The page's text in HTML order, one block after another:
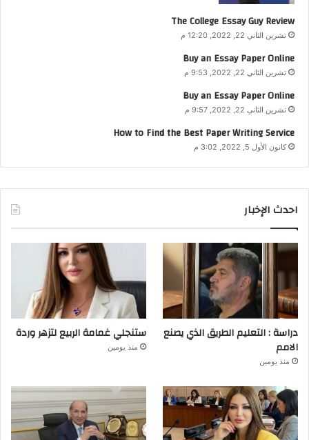
The College Essay Guy Review
تشرين الثاني 22, 2022, 12:20 م
Buy an Essay Paper Online
تشرين الثاني 22, 2022, 9:53 م
Buy an Essay Paper Online
تشرين الثاني 22, 2022, 9:57 م
How to Find the Best Paper Writing Service
كانون الأول 5, 2022, 3:02 م
احدث الإخبار
دراسة : التعليم الطريق الذي يصنع
الامم
منذ يومين
ستنجلي غمامة الربيع لتزهر وردة
منذ يومين